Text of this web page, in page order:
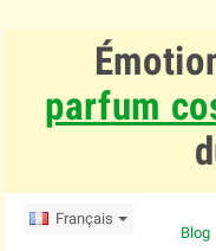
parfum
Français
Blog